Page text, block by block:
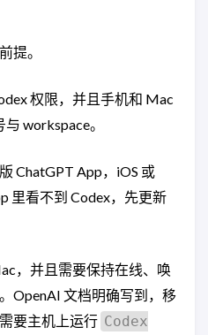
提。
权限，并且手机和 Mac
workspace。
ChatGPT App，iOS 或
里看不到 Codex，先更新
，并且需要保持在线、唤
OpenAI 文档明确写到，移
要主机上运行 Codex